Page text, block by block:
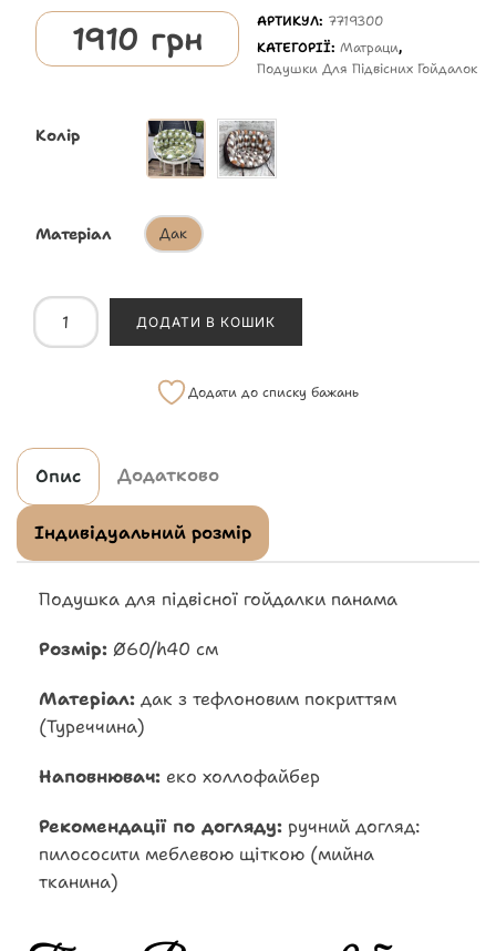
1910 грн АРТИКУЛ: 7719300
КАТЕГОРІЇ:Матраци,
Подушки Для Підвісних Гойдалок
Колір
Матеріал Дак
ДОДАТИ В КОШИК
Додати до списку бажань
Опис Додатково
Індивідуальний розмір
Подушка для підвісної гойдалки панама
Розмір: Ø60/h40 см
Матеріал: дак з тефлоновим покриттям
(Туреччина)
Наповнювач: еко холлофайбер
Рекомендації по догляду: ручний догляд:
пилососити меблевою щіткою (мийна
тканина)